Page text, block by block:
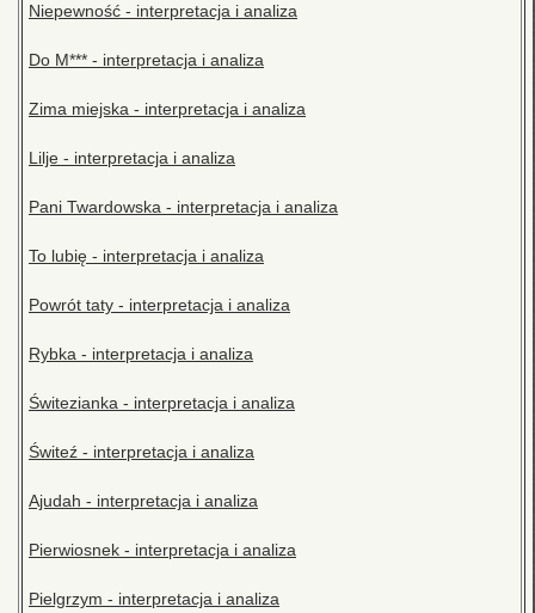
Niepewność - interpretacja i analiza
Do M*** - interpretacja i analiza
Zima miejska - interpretacja i analiza
Lilje - interpretacja i analiza
Pani Twardowska - interpretacja i analiza
To lubię - interpretacja i analiza
Powrót taty - interpretacja i analiza
Rybka - interpretacja i analiza
Świtezianka - interpretacja i analiza
Świteź - interpretacja i analiza
Ajudah - interpretacja i analiza
Pierwiosnek - interpretacja i analiza
Pielgrzym - interpretacja i analiza